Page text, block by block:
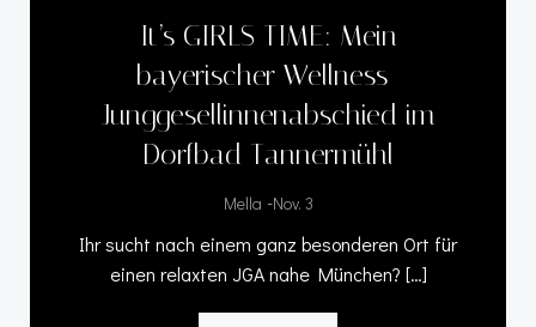
It’s GIRLS TIME: Mein
bayerischer Wellness-
Junggesellinnenabschied im
Dorfbad Tannermühl
Mella -Nov. 3
Ihr sucht nach einem ganz besonderen Ort für
einen relaxten JGA nahe München? […]